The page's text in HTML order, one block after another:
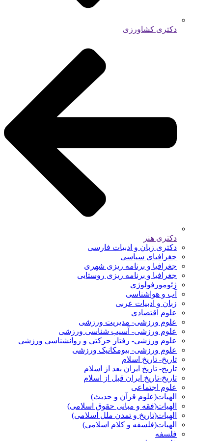
دکتری کشاورزی
دکتری هنر
دکتری زبان و ادبیات فارسی
جغرافیای سیاسی
جغرافیا و برنامه ریزی شهری
جغرافیا و برنامه ریزی روستایی
ژئومورفولوژی
آب و هواشناسی
زبان و ادبیات عربی
علوم اقتصادی
علوم ورزشی- مدیریت ورزشی
علوم ورزشی- آسیب شناسی ورزشی
علوم ورزشی- رفتار حرکتی و روانشناسی ورزشی
علوم ورزشی- بیومکانیک ورزشی
تاریخ- تاریخ اسلام
تاریخ- تاریخ ایران بعد از اسلام
تاریخ-تاریخ ایران قبل از اسلام
علوم اجتماعی
الهیات(علوم قرآن و حدیث)
الهیات(فقه و مبانی حقوق اسلامی)
الهیات(تاریخ و تمدن ملل اسلامی)
الهیات(فلسفه و کلام اسلامی)
فلسفه